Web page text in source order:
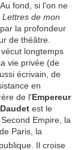
. Au fond, si l'on ne
Lettres de mon
la profondeur
de théâtre.
longtemps
vie privée (de
écrivain, de
en
de l'Empereur
Daudet est le
Empire, la
Paris, la
Il croise